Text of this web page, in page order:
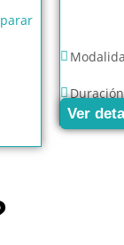
Ver